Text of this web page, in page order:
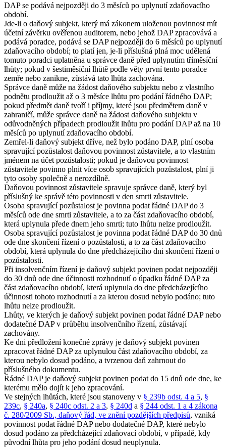
DAP se podává nejpozději do 3 měsíců po uplynutí zdaňovacího
období.
Jde-li o daňový subjekt, který má zákonem uloženou povinnost mít
účetní závěrku ověřenou auditorem, nebo jehož DAP zpracovává a
podává poradce, podává se DAP nejpozději do 6 měsíců po uplynutí
zdaňovacího období; to platí jen, je-li příslušná plná moc udělená
tomuto poradci uplatněna u správce daně před uplynutím tříměsíční
lhůty; pokud v šestiměsíční lhůtě podle věty první tento poradce
zemře nebo zanikne, zůstává tato lhůta zachována.
Správce daně může na žádost daňového subjektu nebo z vlastního
podnětu prodloužit až o 3 měsíce lhůtu pro podání řádného DAP;
pokud předmět daně tvoří i příjmy, které jsou předmětem daně v
zahraničí, může správce daně na žádost daňového subjektu v
odůvodněných případech prodloužit lhůtu pro podání DAP až na 10
měsíců po uplynutí zdaňovacího období.
Zemřel-li daňový subjekt dříve, než bylo podáno DAP, plní osoba
spravující pozůstalost daňovou povinnost zůstavitele, a to vlastním
jménem na účet pozůstalosti; pokud je daňovou povinnost
zůstavitele povinno plnit více osob spravujících pozůstalost, plní ji
tyto osoby společně a nerozdílně.
Daňovou povinnost zůstavitele spravuje správce daně, který byl
příslušný ke správě této povinnosti v den smrti zůstavitele.
Osoba spravující pozůstalost je povinna podat řádné DAP do 3
měsíců ode dne smrti zůstavitele, a to za část zdaňovacího období,
která uplynula přede dnem jeho smrti; tuto lhůtu nelze prodloužit.
Osoba spravující pozůstalost je povinna podat řádné DAP do 30 dnů
ode dne skončení řízení o pozůstalosti, a to za část zdaňovacího
období, která uplynula do dne předcházejícího dni skončení řízení o
pozůstalosti.
Při insolvenčním řízení je daňový subjekt povinen podat nejpozději
do 30 dnů ode dne účinnosti rozhodnutí o úpadku řádné DAP za
část zdaňovacího období, která uplynula do dne předcházejícího
účinnosti tohoto rozhodnutí a za kterou dosud nebylo podáno; tuto
lhůtu nelze prodloužit.
Lhůty, ve kterých je daňový subjekt povinen podat řádné DAP nebo
dodatečné DAP v průběhu insolvenčního řízení, zůstávají
zachovány.
Ke dni předložení konečné zprávy je daňový subjekt povinen
zpracovat řádné DAP za uplynulou část zdaňovacího období, za
kterou nebylo dosud podáno, a tvrzenou daň zahrnout do
příslušného dokumentu.
Řádné DAP je daňový subjekt povinen podat do 15 dnů ode dne, ke
kterému mělo dojít k jeho zpracování.
Ve stejných lhůtách, které jsou stanoveny v § 239b odst. 4 a 5, §
239c, § 240a, § 240c odst. 2 a 3, § 240d a § 244 odst. 1 a 4 zákona
č. 280/2009 Sb., daňový řád, ve znění pozdějších předpisů, vzniká
povinnost podat řádné DAP nebo dodatečné DAP, které nebylo
dosud podáno za předcházející zdaňovací období, v případě, kdy
původní lhůta pro jeho podání dosud neuplynula.